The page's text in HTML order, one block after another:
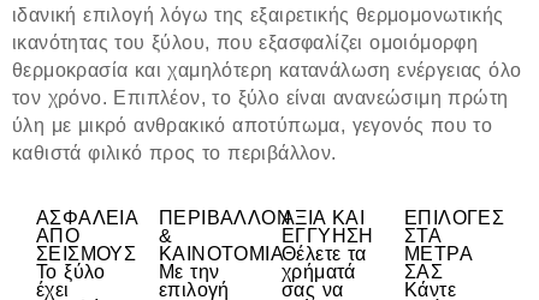
ιδανική επιλογή λόγω της εξαιρετικής θερμομονωτικής
ικανότητας του ξύλου, που εξασφαλίζει ομοιόμορφη
θερμοκρασία και χαμηλότερη κατανάλωση ενέργειας όλο
τον χρόνο. Επιπλέον, το ξύλο είναι ανανεώσιμη πρώτη
ύλη με μικρό ανθρακικό αποτύπωμα, γεγονός που το
καθιστά φιλικό προς το περιβάλλον.
ΑΣΦΑΛΕΙΑ
ΑΠΟ
ΣΕΙΣΜΟΥΣ
Το ξύλο
έχει
ΠΕΡΙΒΑΛΛΟΝ
&
ΚΑΙΝΟΤΟΜΙΑ
Με την
επιλογή
ΑΞΙΑ ΚΑΙ
ΕΓΓΥΗΣΗ
Θέλετε τα
χρήματά
σας να
ΕΠΙΛΟΓΕΣ
ΣΤΑ
ΜΕΤΡΑ
ΣΑΣ
Κάντε